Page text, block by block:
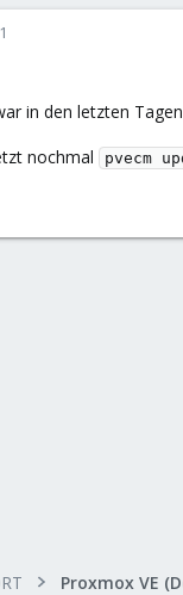
in den letzten
nochmal
pvecm
Proxmox VE